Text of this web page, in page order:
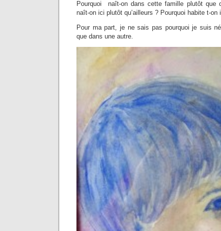
Pourquoi naît-on dans cette famille plutôt que
naît-on ici plutôt qu’ailleurs ? Pourquoi habite t-on
Pour ma part, je ne sais pas pourquoi je suis
que dans une autre.